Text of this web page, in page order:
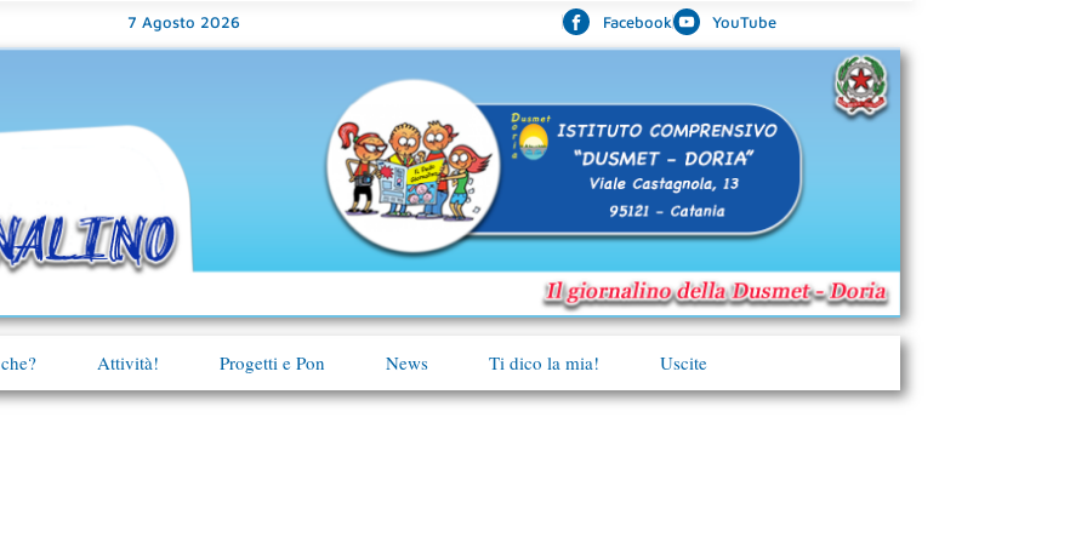
7 Agosto 2026 Facebook YouTube
Attività! Progetti e Pon News Ti dico la mia! Uscite